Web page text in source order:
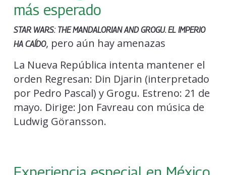
más esperado
STAR WARS: THE MANDALORIAN AND GROGU. EL IMPERIO
HA CAÍDO, pero aún hay amenazas
La Nueva República intenta mantener el
orden Regresan: Din Djarin (interpretado
por Pedro Pascal) y Grogu. Estreno: 21 de
mayo. Dirige: Jon Favreau con música de
Ludwig Göransson.